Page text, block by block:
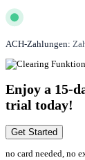
ACH-Zahlungen:
Enjoy a 15-
trial today!
Get Started
no card needed, no